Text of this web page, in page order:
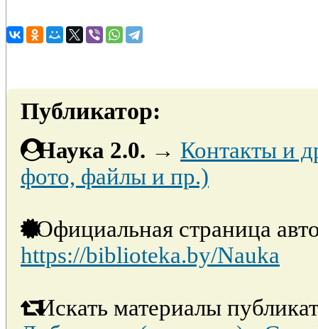
Публикатор:
Наука 2.0. → Контакты и
фото, файлы и пр.)
Официальная страница
https://biblioteka.by/Nauka
Искать материалы